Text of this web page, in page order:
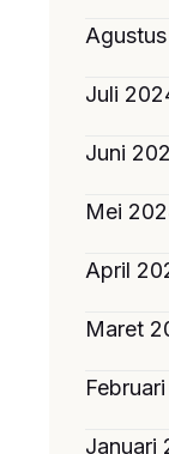
Juli
Juni
Mei
April
Maret
Januari